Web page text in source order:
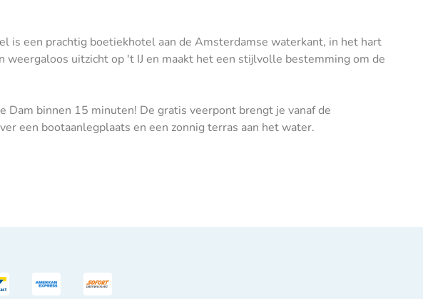
een prachtig boetiekhotel aan de Amsterdamse waterkant, in het hart
uitzicht op 't IJ en maakt het een stijlvolle bestemming om de
binnen 15 minuten! De gratis veerpont brengt je vanaf de
een bootaanlegplaats en een zonnig terras aan het water.